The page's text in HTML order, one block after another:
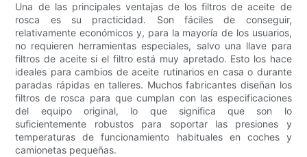
Una de las principales ventajas de los filtros de aceite de
rosca es su practicidad. Son fáciles de conseguir,
relativamente económicos y, para la mayoría de los usuarios,
no requieren herramientas especiales, salvo una llave para
filtros de aceite si el filtro está muy apretado. Esto los hace
ideales para cambios de aceite rutinarios en casa o durante
paradas rápidas en talleres. Muchos fabricantes diseñan los
filtros de rosca para que cumplan con las especificaciones
del equipo original, lo que significa que son lo
suficientemente robustos para soportar las presiones y
temperaturas de funcionamiento habituales en coches y
camionetas pequeñas.